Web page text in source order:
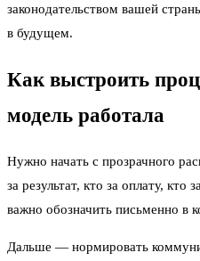
законодательством вашей
в будущем.
Как выстроить
модель работала
Нужно начать с прозрачного
за результат, кто за оплату, кто
важно обозначить письменно в
Дальше — нормировать